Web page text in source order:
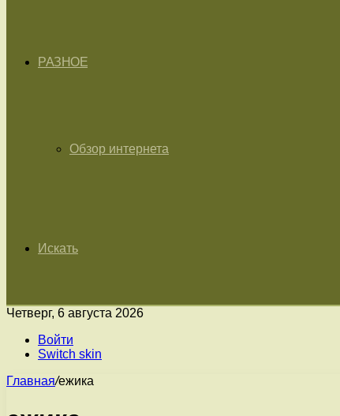
РАЗНОЕ
Обзор интернета
Искать
Четверг, 6 августа 2026
Войти
Switch skin
Главная/ежика